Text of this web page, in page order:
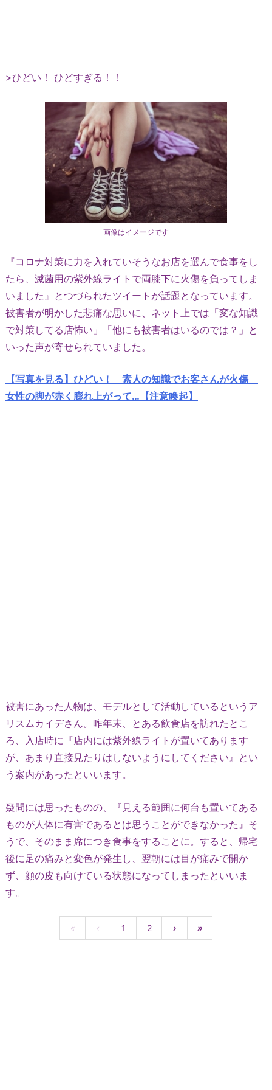
>ひどい！ ひどすぎる！！
画像はイメージです
『コロナ対策に力を入れていそうなお店を選んで食事をし
たら、滅菌用の紫外線ライトで両膝下に火傷を負ってしま
いました』とつづられたツイートが話題となっています。
被害者が明かした悲痛な思いに、ネット上では「変な知識
で対策してる店怖い」「他にも被害者はいるのでは？」と
いった声が寄せられていました。
【写真を見る】ひどい！ 素人の知識でお客さんが火傷
女性の脚が赤く膨れ上がって…【注意喚起】
被害にあった人物は、モデルとして活動しているというア
リスムカイデさん。昨年末、とある飲食店を訪れたとこ
ろ、入店時に『店内には紫外線ライトが置いてあります
が、あまり直接見たりはしないようにしてください』とい
う案内があったといいます。
疑問には思ったものの、『見える範囲に何台も置いてある
ものが人体に有害であるとは思うことができなかった』そ
うで、そのまま席につき食事をすることに。すると、帰宅
後に足の痛みと変色が発生し、翌朝には目が痛みで開か
ず、顔の皮も向けている状態になってしまったといいま
す。
« ‹ 1 2 › »